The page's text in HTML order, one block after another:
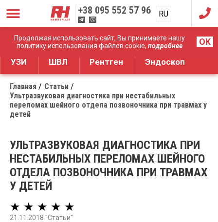
Продолжая использовать сайт, Вы принимаете нашу
политику использования файлов cookie, подробнее OK
+38 095 552 57 96 RU
UA
Дистрибуция медицинского оборудования
УЗИ ШВЛ Рентген Эндоскоп
Главная
Статьи
Ультразвуковая диагностика при нестабильных
переломах шейного отдела позвоночника при травмах у
детей
УЛЬТРАЗВУКОВАЯ ДИАГНОСТИКА ПРИ
НЕСТАБИЛЬНЫХ ПЕРЕЛОМАХ ШЕЙНОГО
ОТДЕЛА ПОЗВОНОЧНИКА ПРИ ТРАВМАХ
У ДЕТЕЙ
★ ★ ★ ★ ★
21.11.2018 "Статьи"